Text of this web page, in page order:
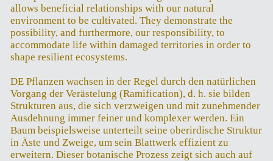
allows beneficial relationships with our natural
environment to be cultivated. They demonstrate the
possibility, and furthermore, our responsibility, to
accommodate life within damaged territories in order to
shape resilient ecosystems.
DE Pflanzen wachsen in der Regel durch den natürlichen
Vorgang der Verästelung (Ramification), d. h. sie bilden
Strukturen aus, die sich verzweigen und mit zunehmender
Ausdehnung immer feiner und komplexer werden. Ein
Baum beispielsweise unterteilt seine oberirdische Struktur
in Äste und Zweige, um sein Blattwerk effizient zu
erweitern. Dieser botanische Prozess zeigt sich auch auf